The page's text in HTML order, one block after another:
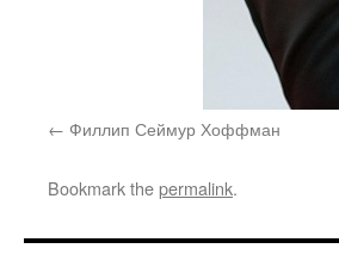
Филлип Сеймур Хоффман
Bookmark thepermalink.